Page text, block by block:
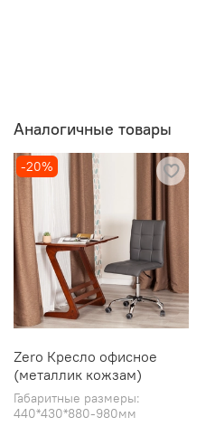
Аналогичные товары
-20%
Zero Кресло офисное
(металлик кожзам)
Габаритные размеры:
440*430*880-980мм